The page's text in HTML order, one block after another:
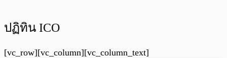
ปฏิทิน ICO
[vc_row][vc_column][vc_column_text]